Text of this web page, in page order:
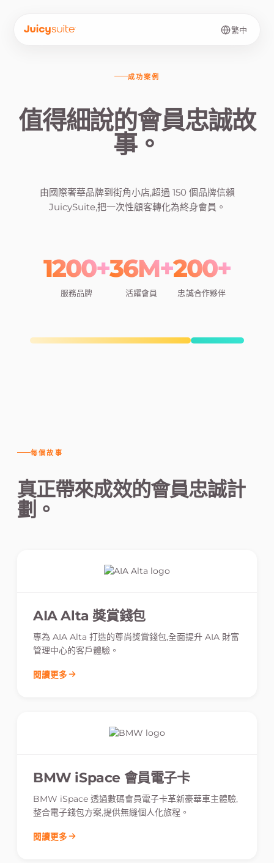
繁中
成功案例
值得細說的會員忠誠故
事。
由國際奢華品牌到街角小店,超過 150 個品牌信賴
JuicySuite,把一次性顧客轉化為終身會員。
1200+
服務品牌
36M+
活躍會員
200+
忠誠合作夥伴
每個故事
真正帶來成效的會員忠誠計
劃。
AIA Alta 獎賞錢包
專為 AIA Alta 打造的尊尚獎賞錢包,全面提升 AIA 財富
管理中心的客戶體驗。
閱讀更多
BMW iSpace 會員電子卡
BMW iSpace 透過數碼會員電子卡革新豪華車主體驗,
整合電子錢包方案,提供無縫個人化旅程。
閱讀更多